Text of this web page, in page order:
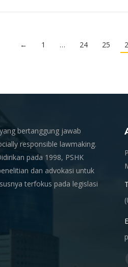
← 1 … 24 25
bertanggung jawab
responsible lawmaking.
pada 1998, PSHK
dan advokasi untuk
terfokus pada legislasi